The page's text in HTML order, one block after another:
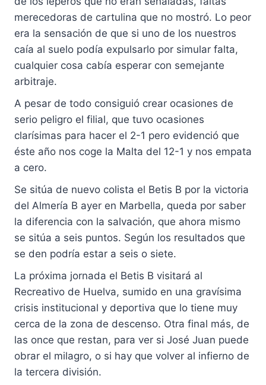
merecedoras de cartulina que no mostró. Lo peor
era la sensación de que si uno de los nuestros
caía al suelo podía expulsarlo por simular falta,
cualquier cosa cabía esperar con semejante
arbitraje.
A pesar de todo consiguió crear ocasiones de
serio peligro el filial, que tuvo ocasiones
clarísimas para hacer el 2-1 pero evidenció que
éste año nos coge la Malta del 12-1 y nos empata
a cero.
Se sitúa de nuevo colista el Betis B por la victoria
del Almería B ayer en Marbella, queda por saber
la diferencia con la salvación, que ahora mismo
se sitúa a seis puntos. Según los resultados que
se den podría estar a seis o siete.
La próxima jornada el Betis B visitará al
Recreativo de Huelva, sumido en una gravísima
crisis institucional y deportiva que lo tiene muy
cerca de la zona de descenso. Otra final más, de
las once que restan, para ver si José Juan puede
obrar el milagro, o si hay que volver al infierno de
la tercera división.